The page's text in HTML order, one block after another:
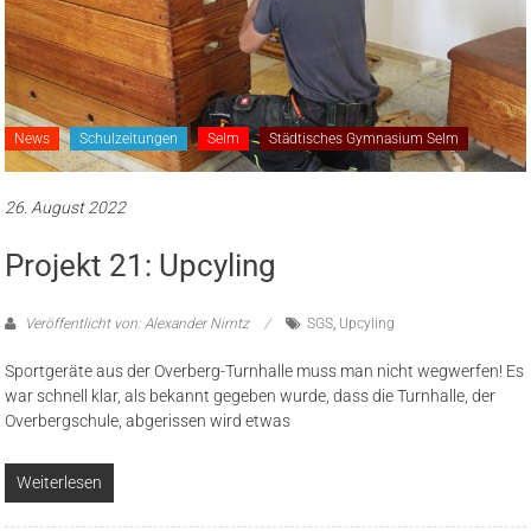
News Schulzeitungen Selm Städtisches Gymnasium Selm
26. August 2022
Projekt 21: Upcyling
Veröffentlicht von: Alexander Nimtz SGS Upcyling
Sportgeräte aus der Overberg-Turnhalle muss man nicht wegwerfen! Es
war schnell klar, als bekannt gegeben wurde, dass die Turnhalle, der
Overbergschule, abgerissen wird etwas
Weiterlesen